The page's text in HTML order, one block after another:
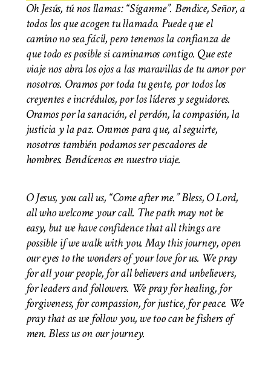
Oh Jesús, tú nos llamas: “Síganme”. Bendice, Señor, a
todos los que acogen tu llamado. Puede que el
camino no sea fácil, pero tenemos la confianza de
que todo es posible si caminamos contigo. Que este
viaje nos abra los ojos a las maravillas de tu amor por
nosotros. Oramos por toda tu gente, por todos los
creyentes e incrédulos, por los líderes y seguidores.
Oramos por la sanación, el perdón, la compasión, la
justicia y la paz. Oramos para que, al seguirte,
nosotros también podamos ser pescadores de
hombres. Bendícenos en nuestro viaje.
O Jesus, you call us, “Come after me.” Bless, O Lord,
all who welcome your call. The path may not be
easy, but we have confidence that all things are
possible if we walk with you. May this journey, open
our eyes to the wonders of your love for us. We pray
for all your people, for all believers and unbelievers,
for leaders and followers. We pray for healing, for
forgiveness, for compassion, for justice, for peace. We
pray that as we follow you, we too can be fishers of
men.Bless us on our journey.